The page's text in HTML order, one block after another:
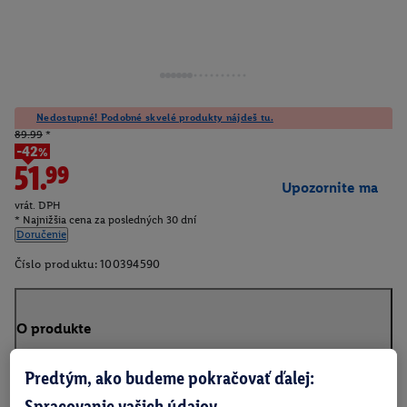
Nedostupné! Podobné skvelé produkty nájdeš tu.
89.99 *
-42%
51.99
vrát. DPH
* Najnižšia cena za posledných 30 dní
Doručenie
Upozornite ma
Číslo produktu: 100394590
O produkte
Predtým, ako budeme pokračovať ďalej: